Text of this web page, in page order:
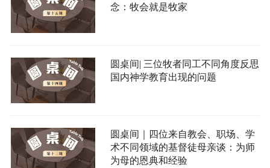
念：牧会就是牧家
圆桌间| 三位牧者同工不同角度反思
国内神学教育出现的问题
圆桌间｜四位来自教会、职场、学
术不同领域的基督徒母亲谈：为师
为母的恩典和经验